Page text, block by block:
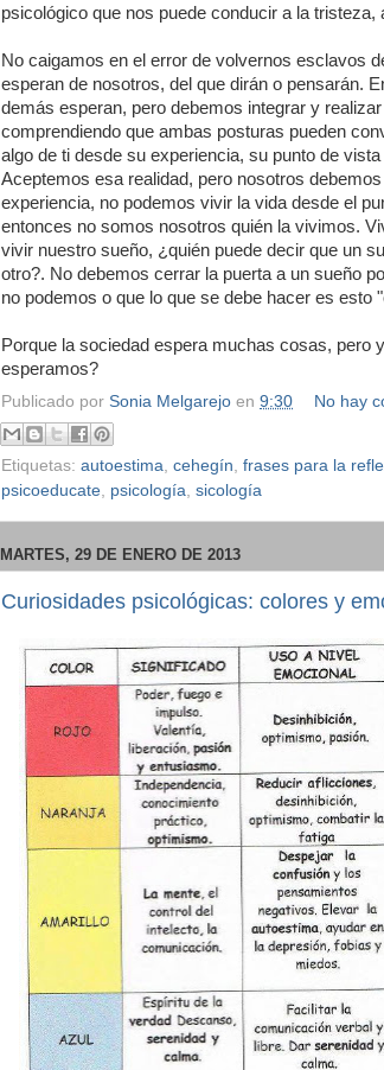
psicológico que nos puede conducir a la tristeza,
No caigamos en el error de volvernos esclavos
esperan de nosotros, del que dirán o pensarán.
demás esperan, pero debemos integrar y
comprendiendo que ambas posturas pueden
algo de ti desde su experiencia, su punto de
Aceptemos esa realidad, pero nosotros
experiencia, no podemos vivir la vida desde el
entonces no somos nosotros quién la vivimos.
vivir nuestro sueño, ¿quién puede decir que un
otro?. No debemos cerrar la puerta a un sueño
no podemos o que lo que se debe hacer es esto
Porque la sociedad espera muchas cosas, pero
esperamos?
Publicado por Sonia Melgarejo en 9:30 No hay
Etiquetas: autoestima cehegín frases para la
psicoeducate psicología sicología
MARTES, 29 DE ENERO DE 2013
Curiosidades psicológicas: colores y